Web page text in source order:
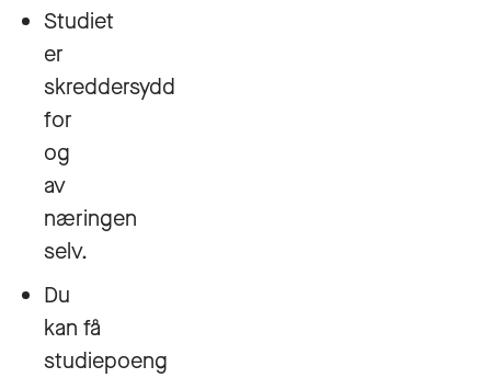
Studiet
er
skreddersydd
for
og
av
næringen
selv.
Du
kan få
studiepoeng